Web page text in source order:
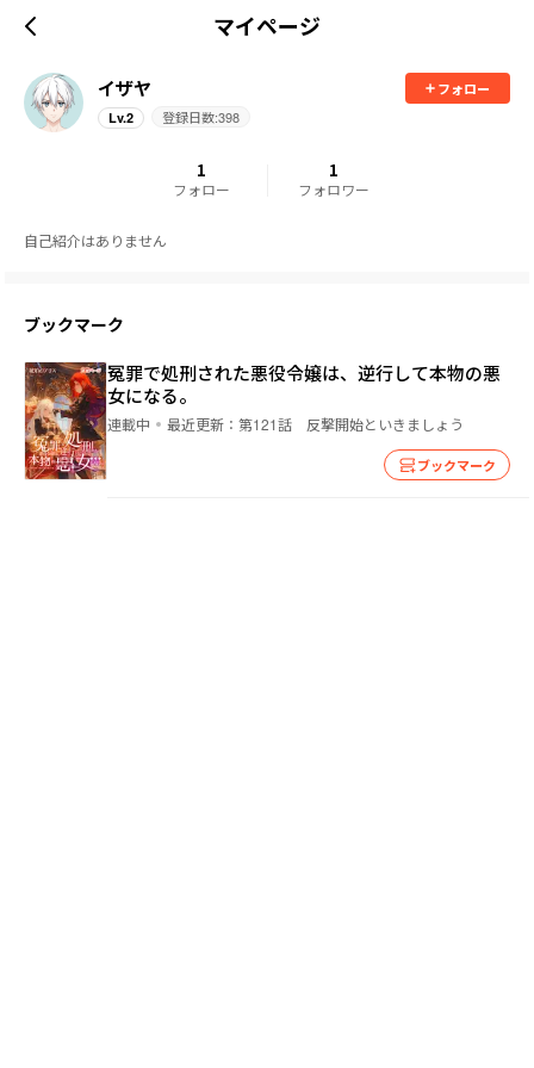
マイページ
イザヤ
フォロー
Lv.2 登録日数:398
1
フォロー
1
フォロワー
自己紹介はありません
ブックマーク
冤罪で処刑された悪役令嬢は、逆行して本物の悪
女になる。
連載中 最近更新： 第121話 反撃開始といきましょう
ブックマーク